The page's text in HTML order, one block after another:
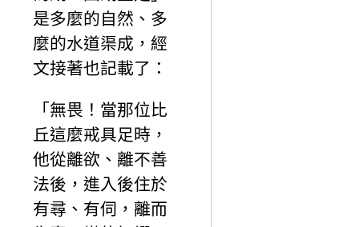
是多麼的自然、多
麼的水道渠成，經
文接著也記載了：
「無畏！當那位比
丘這麼戒具足時，
他從離欲、離不善
法後，進入後住於
有尋、有伺，離而